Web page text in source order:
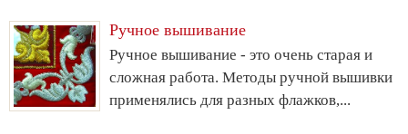
Ручное вышивание
Ручное вышивание - это очень старая и
сложная работа. Методы ручной вышивки
применялись для разных флажков,...